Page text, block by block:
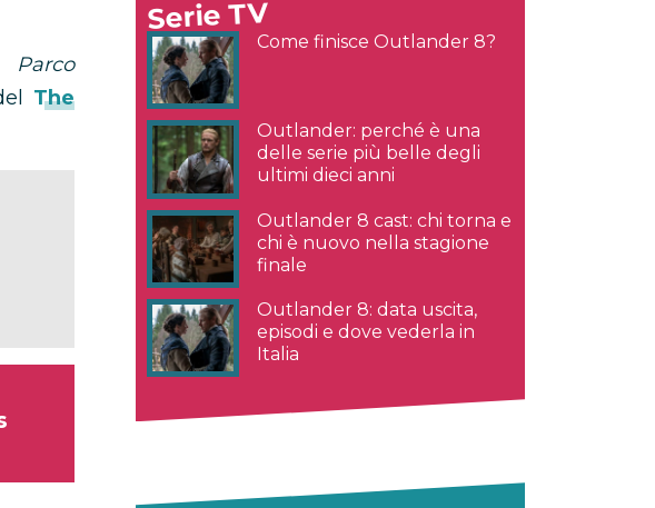
Parco
The
Serie TV
Come finisce Outlander 8?
Outlander: perché è una
delle serie più belle degli
ultimi dieci anni
Outlander 8 cast: chi torna e
chi è nuovo nella stagione
finale
Outlander 8: data uscita,
episodi e dove vederla in
Italia